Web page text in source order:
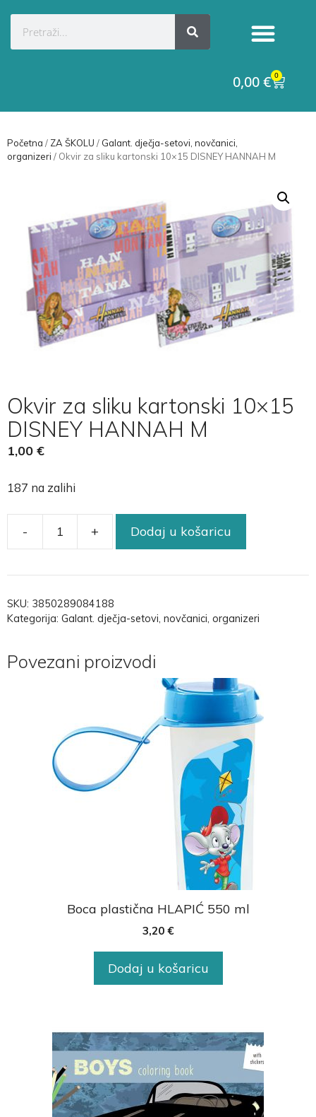
0,00€ 0
Početna / ZA ŠKOLU / Galant. dječja-setovi, novčanici,
organizeri / Okvir za sliku kartonski 10×15 DISNEY HANNAH M
Okvir za sliku kartonski 10×15
DISNEY HANNAH M
1,00 €
187 na zalihi
- + Dodaj u košaricu
SKU: 3850289084188
Kategorija: Galant. dječja-setovi, novčanici, organizeri
Povezani proizvodi
Boca plastična HLAPIĆ 550 ml
3,20 €
Dodaj u košaricu